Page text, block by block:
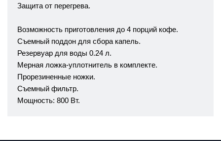
Защита от перегрева.
Возможность приготовления до 4 порций кофе.
Съемный поддон для сбора капель.
Резервуар для воды 0.24 л.
Мерная ложка-уплотнитель в комплекте.
Прорезиненные ножки.
Съемный фильтр.
Мощность: 800 Вт.